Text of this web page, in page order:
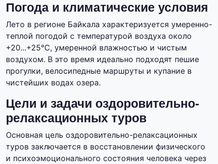
Погода и климатические условия
Лето в регионе Байкала характеризуется умеренно-
теплой погодой с температурой воздуха около
+20...+25°C, умеренной влажностью и чистым
воздухом. В это время идеально подходят пешие
прогулки, велосипедные маршруты и купание в
чистейших водах озера.
Цели и задачи оздоровительно-
релаксационных туров
Основная цель оздоровительно-релаксационных
туров заключается в восстановлении физического
и психоэмоционального состояния человека через